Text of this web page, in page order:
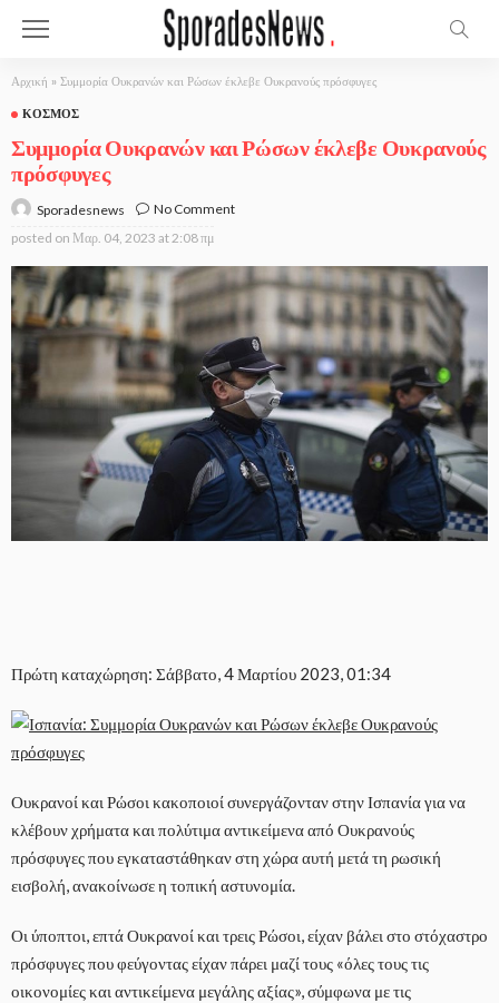
Αρχική » Συμμορία Ουκρανών και Ρώσων έκλεβε Ουκρανούς πρόσφυγες
ΚΌΣΜΟΣ
Συμμορία Ουκρανών και Ρώσων έκλεβε Ουκρανούς
πρόσφυγες
Sporadesnews
No Comment
posted on Μαρ. 04, 2023 at 2:08 πμ
Πρώτη καταχώρηση: Σάββατο, 4 Μαρτίου 2023, 01:34
Ουκρανοί και Ρώσοι κακοποιοί συνεργάζονταν στην Ισπανία για να
κλέβουν χρήματα και πολύτιμα αντικείμενα από Ουκρανούς
πρόσφυγες που εγκαταστάθηκαν στη χώρα αυτή μετά τη ρωσική
εισβολή, ανακοίνωσε η τοπική αστυνομία.
Οι ύποπτοι, επτά Ουκρανοί και τρεις Ρώσοι, είχαν βάλει στο στόχαστρο
πρόσφυγες που φεύγοντας είχαν πάρει μαζί τους «όλες τους τις
οικονομίες και αντικείμενα μεγάλης αξίας», σύμφωνα με τις